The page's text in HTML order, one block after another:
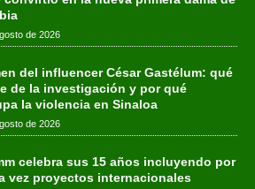
de 2026
del influencer César Gastélum: qué
de la investigación y por qué
la violencia en Sinaloa
de 2026
celebra sus 15 años incluyendo por
vez proyectos internacionales